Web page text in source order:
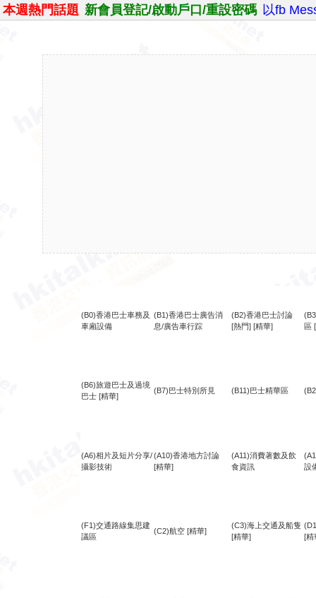
本週熱門話題 新會員登記/啟動戶口/重設密碼 以fb
(B0)香港巴士車務及
車廂設備
(B1)香港巴士廣告消
息/廣告車行踪
(B2)香港巴士討論
[熱門] [精華]
區
(B6)旅遊巴士及過境
巴士 [精華]
(B7)巴士特別所見 (B11)巴士精華區
(A6)相片及短片分享/
攝影技術
(A10)香港地方討論
[精華]
(A11)消費著數及飲
食資訊
設
(F1)交通路線集思建
議區
(C2)航空 [精華]
(C3)海上交通及船隻
[精華]
[精